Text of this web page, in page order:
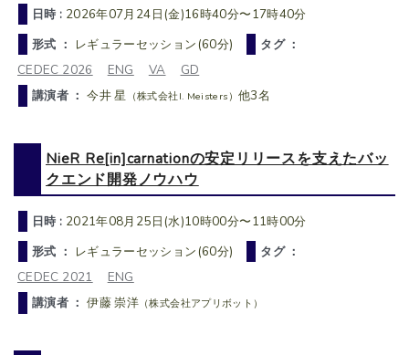
日時 : 2026年07月24日(金)16時40分〜17時40分
形式 ： レギュラーセッション(60分)
タグ ：
CEDEC 2026
ENG VA
GD
講演者 ：今井 星 （株式会社I. Meisters） 他3名
NieR Re[in]carnationの安定リリースを支えたバッ
クエンド開発ノウハウ
日時 : 2021年08月25日(水)10時00分〜11時00分
形式 ： レギュラーセッション(60分)
タグ ：
CEDEC 2021
ENG
講演者 ：伊藤 崇洋 （株式会社アプリボット）